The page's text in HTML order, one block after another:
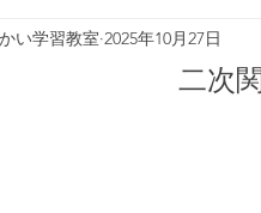
い学習教室 2025年10月27日
二次